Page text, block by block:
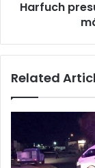
300Harfuch
Related